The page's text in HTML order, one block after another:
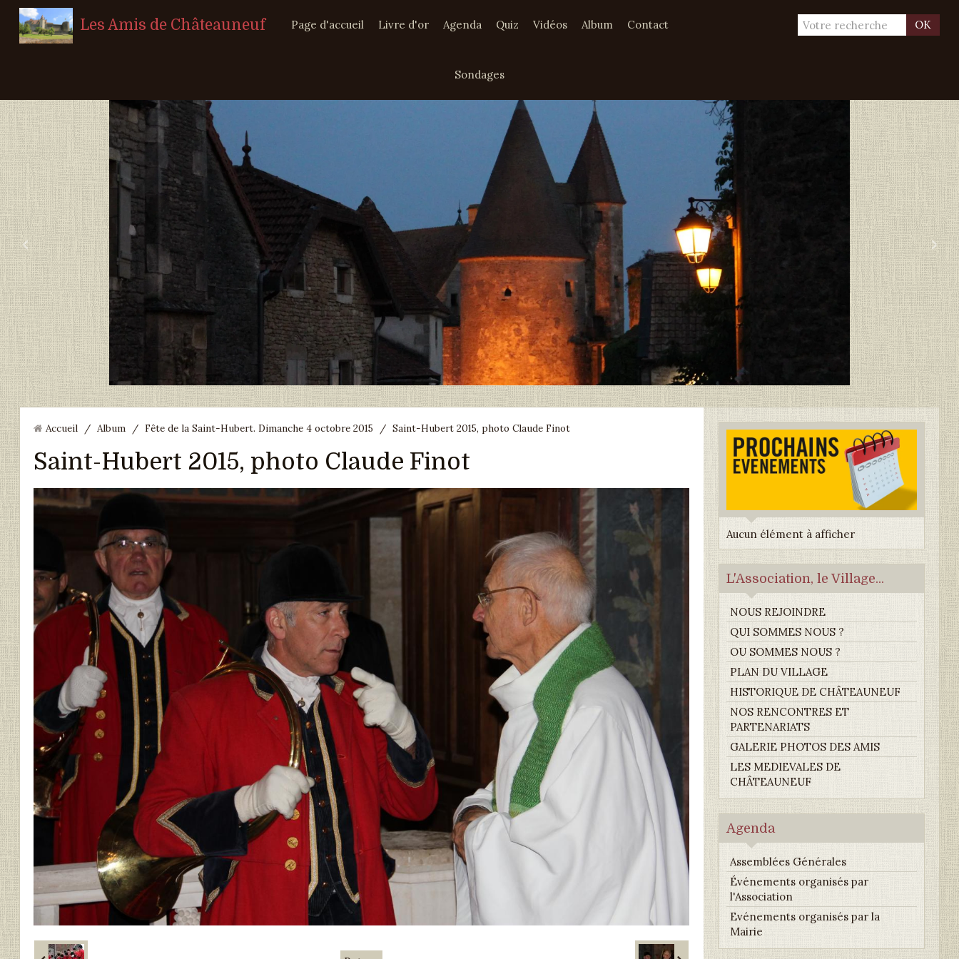
Les Amis de Châteauneuf OK
Page d'accueil Livre d'or Agenda Quiz Vidéos Album Contact
Sondages
‹ ›
Accueil / Album / Fête de la Saint-Hubert. Dimanche 4 octobre 2015 / Saint-Hubert 2015, photo Claude Finot
Saint-Hubert 2015, photo Claude Finot
Aucun élément à afficher
L'Association, le Village...
NOUS REJOINDRE
QUI SOMMES NOUS ?
OU SOMMES NOUS ?
PLAN DU VILLAGE
HISTORIQUE DE CHÂTEAUNEUF
NOS RENCONTRES ET
PARTENARIATS
GALERIE PHOTOS DES AMIS
LES MEDIEVALES DE
CHÂTEAUNEUF
Agenda
Assemblées Générales
Événements organisés par
l'Association
Evénements organisés par la
Mairie